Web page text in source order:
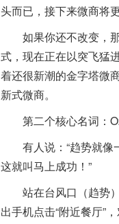
头而已，接下来微商将
如果你还不改变，那
式，现在正在以突飞猛
着还很新潮的金字塔微
新式微商。
第二个核心名词：
有人说：“趋势就像
这就叫马上成功！”
站在台风口（趋势）
出手机点击“附近餐厅”